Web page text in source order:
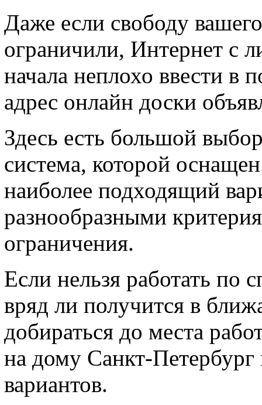
Даже если свободу
ограничили, Интернет с
начала неплохо ввести в
адрес онлайн доски
Здесь есть большой
система, которой
наиболее подходящий
разнообразными
ограничения.
Если нельзя работать по
вряд ли получится в
добираться до места
на дому Санкт-
вариантов.